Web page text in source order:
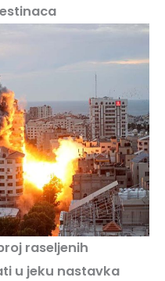
raseljenih
u jeku nastavka